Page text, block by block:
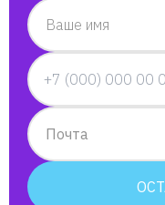
Ваше имя
Почта